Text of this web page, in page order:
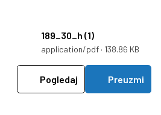
189_30_h (1)
application/pdf · 138.86 KB
Pogledaj Preuzmi